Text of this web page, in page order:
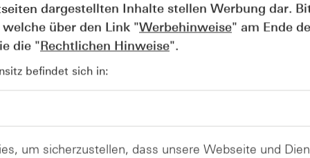
18 Prozent auf etwa 77,7 Milliarden Dollar. Der Gewinn
Cloud-Sparte Azure wuchs um rund 40 Prozent.
Dollar, was ein Grund sein könnte, warum die Aktie
von rund 16 Milliarden Dollar verbuchen, zudem
Nettoergebnis brach um 83 Prozent auf etwa 2,7
auf rund 51,2 Milliarden Dollar. Die Meta-Aktie brach
dargestellten Inhalte stellen Werbung dar.
über den Link "Werbehinweise" am Ende
die "Rechtlichen Hinweise".
befindet sich in:
um sicherzustellen, dass unsere Webseite und